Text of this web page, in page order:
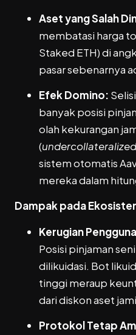
Aset yang Salah
membatasi harga
Staked ETH) di
pasar sebenarnya
Efek Domino:
banyak posisi
olah kekurangan
(undercollateralized
sistem otomatis
mereka dalam
Dampak pada
Kerugian
Posisi pinjaman
dilikuidasi. Bot
tinggi meraup
dari diskon aset
Protokol Tetap